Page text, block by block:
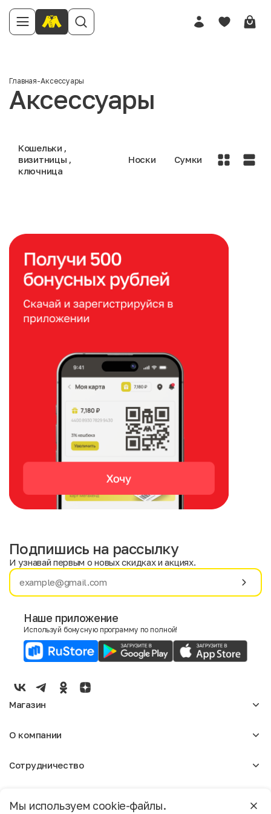
Главная-Аксессуары
Аксессуары
Кошельки ,
визитницы ,
ключница
Носки Сумки
Имя
E-mail
Мужской
Женский
Мы используем cookie-файлы.
Москва
Подпишись на рассылку
И узнавай первым о новых скидках и акциях.
Наше приложение
Используй бонусную программу по полной!
Магазин
Мужское
О компании
Отзывы
Магазины
Сотрудничество
Реклама